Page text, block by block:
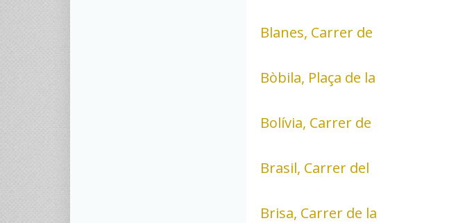
Blanes, Carrer de
Bòbila, Plaça de la
Bolívia, Carrer de
Brasil, Carrer del
Brisa, Carrer de la